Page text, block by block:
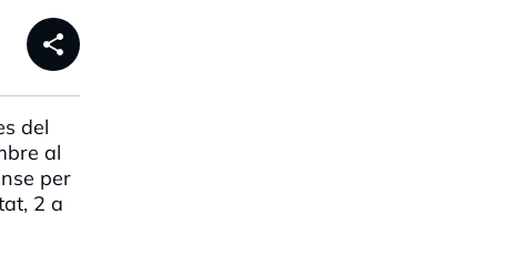
share
del
al
per
2 a